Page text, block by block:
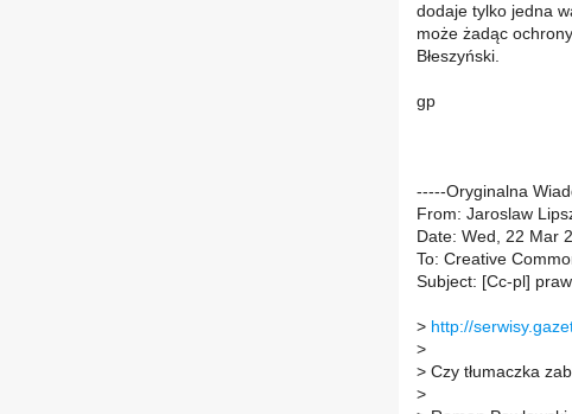
dodaje tylko jedna
może żadąc
Błeszyński.
gp
-----Oryginalna
From: Jaroslaw
Date: Wed, 22 Mar
To: Creative
Subject: [Cc-pl]
> http://
>
> Czy tłumaczka
>